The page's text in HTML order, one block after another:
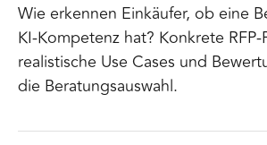
Wie erkennen Einkäufer, ob eine
KI-Kompetenz hat? Konkrete RFP-
realistische Use Cases und
die Beratungsauswahl.